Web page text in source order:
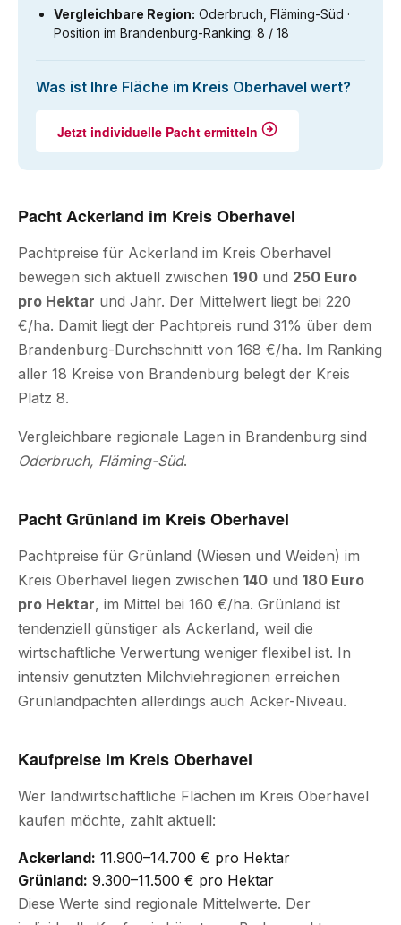
Vergleichbare Region: Oderbruch, Fläming-Süd ·
Position im Brandenburg-Ranking: 8 / 18
Was ist Ihre Fläche im Kreis Oberhavel wert?
Jetzt individuelle Pacht ermitteln
Pacht Ackerland im Kreis Oberhavel
Pachtpreise für Ackerland im Kreis Oberhavel
bewegen sich aktuell zwischen 190 und 250 Euro
pro Hektar und Jahr. Der Mittelwert liegt bei 220
€/ha. Damit liegt der Pachtpreis rund 31% über dem
Brandenburg-Durchschnitt von 168 €/ha. Im Ranking
aller 18 Kreise von Brandenburg belegt der Kreis
Platz 8.
Vergleichbare regionale Lagen in Brandenburg sind
Oderbruch, Fläming-Süd.
Pacht Grünland im Kreis Oberhavel
Pachtpreise für Grünland (Wiesen und Weiden) im
Kreis Oberhavel liegen zwischen 140 und 180 Euro
pro Hektar, im Mittel bei 160 €/ha. Grünland ist
tendenziell günstiger als Ackerland, weil die
wirtschaftliche Verwertung weniger flexibel ist. In
intensiv genutzten Milchviehregionen erreichen
Grünlandpachten allerdings auch Acker-Niveau.
Kaufpreise im Kreis Oberhavel
Wer landwirtschaftliche Flächen im Kreis Oberhavel
kaufen möchte, zahlt aktuell:
Ackerland: 11.900–14.700 € pro Hektar
Grünland: 9.300–11.500 € pro Hektar
Diese Werte sind regionale Mittelwerte. Der